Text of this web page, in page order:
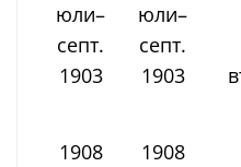
юли–
септ.
1903
юли–
септ.
1903
1908
1908